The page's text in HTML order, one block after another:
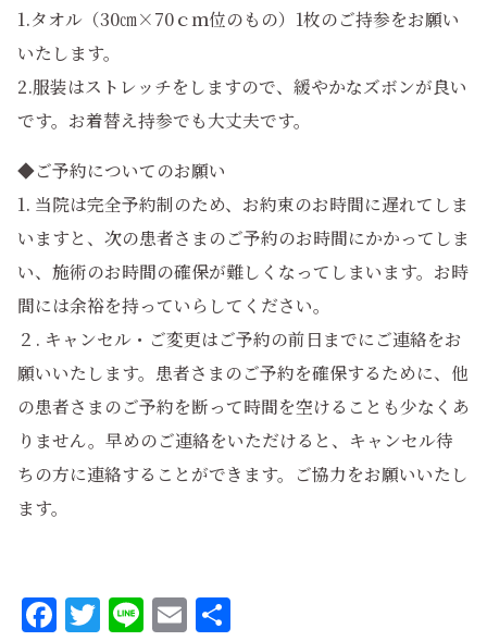
1.タオル（30㎝×70ｃｍ位のもの）1枚のご持参をお願い
いたします。
2.服装はストレッチをしますので、緩やかなズボンが良い
です。お着替え持参でも大丈夫です。
◆ご予約についてのお願い
1. 当院は完全予約制のため、お約束のお時間に遅れてしま
いますと、次の患者さまのご予約のお時間にかかってしま
い、施術のお時間の確保が難しくなってしまいます。お時
間には余裕を持っていらしてください。
２. キャンセル・ご変更はご予約の前日までにご連絡をお
願いいたします。患者さまのご予約を確保するために、他
の患者さまのご予約を断って時間を空けることも少なくあ
りません。早めのご連絡をいただけると、キャンセル待
ちの方に連絡することができます。ご協力をお願いいたし
ます。
Facebook
Twitter
LineEmail